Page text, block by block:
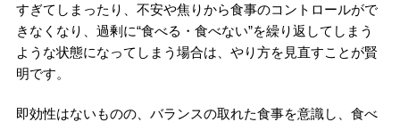
すぎてしまったり、不安や焦りから食事のコントロールがで
きなくなり、過剰に“食べる・食べない”を繰り返してしまう
ような状態になってしまう場合は、やり方を見直すことが賢
明です。
即効性はないものの、バランスの取れた食事を意識し、食べ